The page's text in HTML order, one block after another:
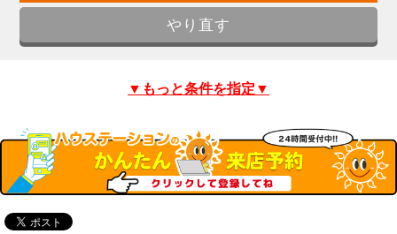
▼もっと条件を指定▼